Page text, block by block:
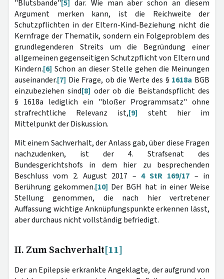
"Blutsbande"[5] dar. Wie man aber schon an diesem
Argument merken kann, ist die Reichweite der
Schutzpflichten in der Eltern-Kind-Beziehung nicht die
Kernfrage der Thematik, sondern ein Folgeproblem des
grundlegenderen Streits um die Begründung einer
allgemeinen gegenseitigen Schutzpflicht von Eltern und
Kindern.[6] Schon an dieser Stelle gehen die Meinungen
auseinander.[7] Die Frage, ob die Werte des § 1618a BGB
einzubeziehen sind[8] oder ob die Beistandspflicht des
§ 1618a lediglich ein "bloßer Programmsatz" ohne
strafrechtliche Relevanz ist,[9] steht hier im
Mittelpunkt der Diskussion.
Mit einem Sachverhalt, der Anlass gab, über diese Fragen
nachzudenken, ist der 4. Strafsenat des
Bundesgerichtshofs in dem hier zu besprechenden
Beschluss vom 2. August 2017 – 4 StR 169/17 – in
Berührung gekommen.[10] Der BGH hat in einer Weise
Stellung genommen, die nach hier vertretener
Auffassung wichtige Anknüpfungspunkte erkennen lässt,
aber durchaus nicht vollständig befriedigt.
II. Zum Sachverhalt[11]
Der an Epilepsie erkrankte Angeklagte, der aufgrund von